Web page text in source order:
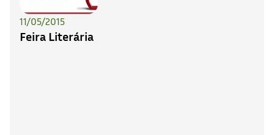
11/05/2015
Feira Literária